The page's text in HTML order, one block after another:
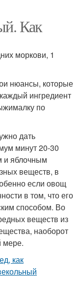
Как
моркови, 1
нюансы, которые
ингредиент
по
дать
минут 20-30
и яблочным
веществ, в
если овощ
в том, что его
способом. Во
веществ из
наоборот
мере.